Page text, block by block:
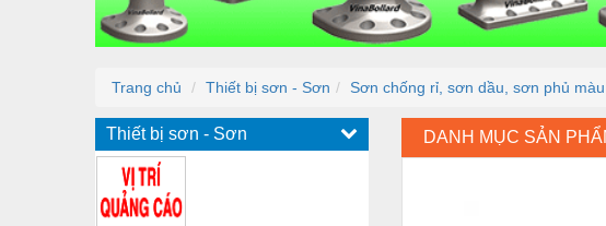
Trang chủ Thiết bị sơn - Sơn Sơn chống rỉ, sơn dầu, sơn phủ
Thiết bị sơn - Sơn DANH MỤC SẢN